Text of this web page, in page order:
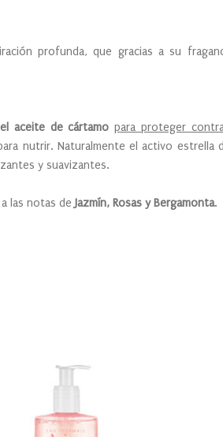
profunda, que gracias a su
el aceite de cártamo para proteger
nutrir. Naturalmente el activo estrella
y suavizantes.
las notas de Jazmín, Rosas y Bergamonta.